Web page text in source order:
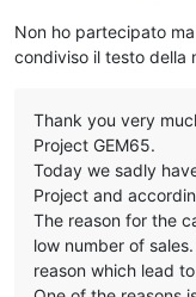
Non ho partecipato
condiviso il testo della
Thank you very
Project GEM65.
Today we sadly
Project and
The reason for the
low number of
reason which lead